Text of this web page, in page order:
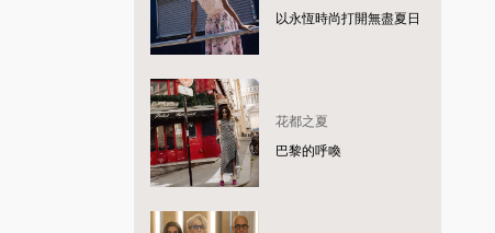
以永恆時尚打開無盡夏日
花都之夏
巴黎的呼喚